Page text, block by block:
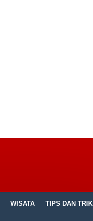
WISATA TIPS DAN TRIK